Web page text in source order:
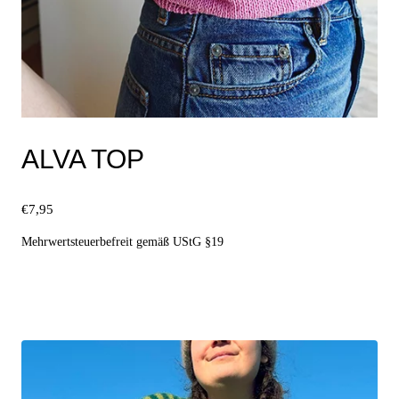
ALVA TOP
€7,95
Mehrwertsteuerbefreit gemäß UStG §19
Produkt